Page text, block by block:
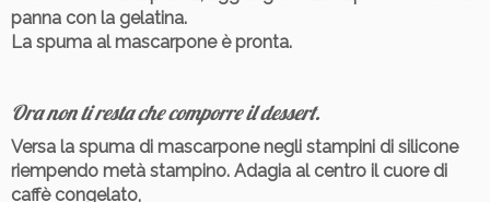
panna con la gelatina.
La spuma al mascarpone è pronta.
Ora non ti resta che comporre il dessert.
Versa la spuma di mascarpone negli stampini di silicone
riempendo metà stampino. Adagia al centro il cuore di
caffè congelato,